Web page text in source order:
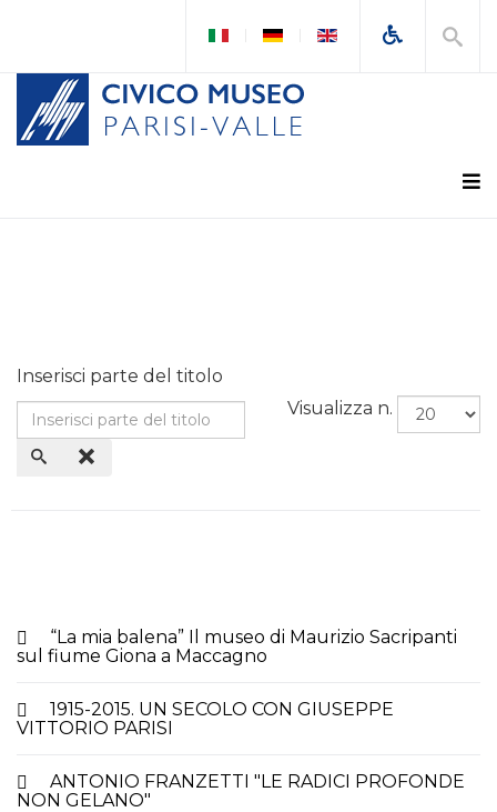
Inserisci parte del titolo
Visualizza n.
“La mia balena” Il museo di Maurizio Sacripanti
sul fiume Giona a Maccagno
1915-2015. UN SECOLO CON GIUSEPPE
VITTORIO PARISI
ANTONIO FRANZETTI "LE RADICI PROFONDE
NON GELANO"